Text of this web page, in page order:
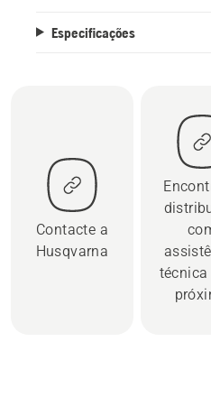
Especificações
Contacte a
Husqvarna